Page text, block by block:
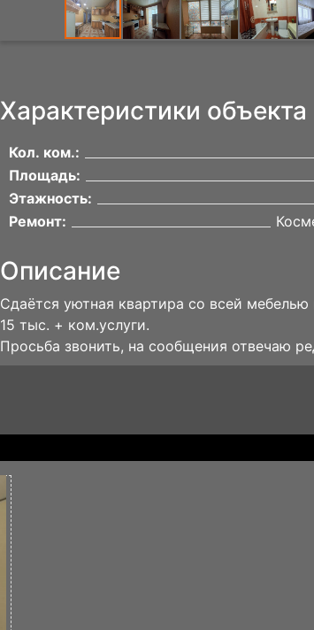
Характеристики объекта
Кол. ком.:
Площадь:
Этажность:
Ремонт:
Описание
Сдаётся уютная квартира со всей мебелью
15 тыс. + ком.услуги.
Просьба звонить, на сообщения отвечаю